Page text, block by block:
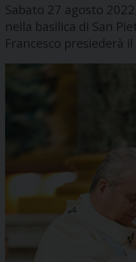
Sabato 27 agosto
nella basilica di San
Francesco presiederà